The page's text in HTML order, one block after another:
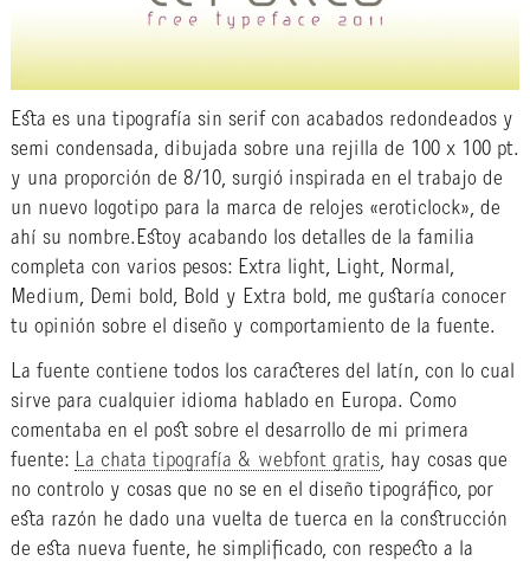
Esta es una tipografía sin serif con acabados redondeados y
semi condensada, dibujada sobre una rejilla de 100 x 100 pt.
y una proporción de 8/10, surgió inspirada en el trabajo de
un nuevo logotipo para la marca de relojes «eroticlock», de
ahí su nombre.Estoy acabando los detalles de la familia
completa con varios pesos: Extra light, Light, Normal,
Medium, Demi bold, Bold y Extra bold, me gustaría conocer
tu opinión sobre el diseño y comportamiento de la fuente.
La fuente contiene todos los caracteres del latín, con lo cual
sirve para cualquier idioma hablado en Europa. Como
comentaba en el post sobre el desarrollo de mi primera
fuente:
La chata tipografía & webfont gratis, hay cosas que
no controlo y cosas que no se en el diseño tipográfico, por
esta razón he dado una vuelta de tuerca en la construcción
de esta nueva fuente, he simplificado, con respecto a la